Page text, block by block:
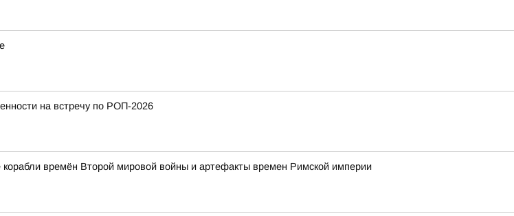
на встречу по РОП-2026
времён Второй мировой войны и артефакты времен Римской империи